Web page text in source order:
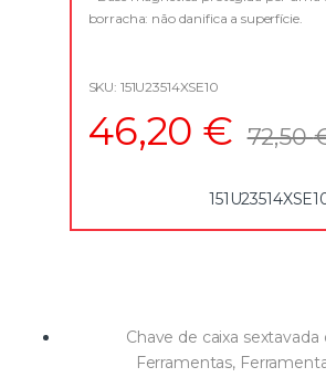
borracha: não danifica a superfície.
– Acabamento cromado
SKU: 151U23514XSE10
46,20 € 72,50
Chave de caixa
Ferramentas,